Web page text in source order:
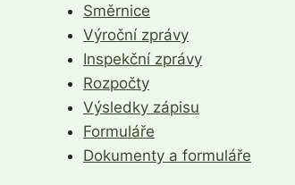
Směrnice
Výroční zprávy
Inspekční zprávy
Rozpočty
Výsledky zápisu
Formuláře
Dokumenty a formuláře